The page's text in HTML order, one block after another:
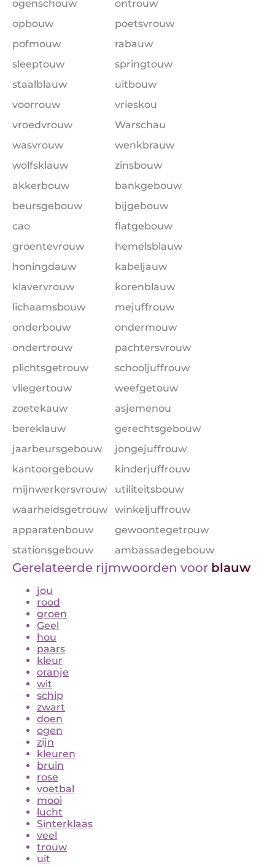
ogenschouw
ontrouw
opbouw
poetsvrouw
pofmouw
rabauw
sleeptouw
springtouw
staalblauw
uitbouw
voorrouw
vrieskou
vroedvrouw
Warschau
wasvrouw
wenkbrauw
wolfsklauw
zinsbouw
akkerbouw
bankgebouw
beursgebouw
bijgebouw
cao
flatgebouw
groentevrouw
hemelsblauw
honingdauw
kabeljauw
klavervrouw
korenblauw
lichaamsbouw
mejuffrouw
onderbouw
ondermouw
ondertrouw
pachtersvrouw
plichtsgetrouw
schooljuffrouw
vliegertouw
weefgetouw
zoetekauw
asjemenou
bereklauw
gerechtsgebouw
jaarbeursgebouw
jongejuffrouw
kantoorgebouw
kinderjuffrouw
mijnwerkersvrouw
utiliteitsbouw
waarheidsgetrouw
winkeljuffrouw
apparatenbouw
gewoontegetrouw
stationsgebouw
ambassadegebouw
Gerelateerde rijmwoorden voor blauw
jou
rood
groen
Geel
hou
paars
kleur
oranje
wit
schip
zwart
doen
ogen
zijn
kleuren
bruin
rose
voetbal
mooi
lucht
Sinterklaas
veel
trouw
uit